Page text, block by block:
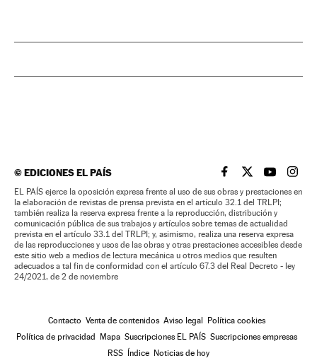
©EDICIONES EL PAÍS EL PAÍS BRASIL EN
EL PAÍSEL PAÍS
EL
EL PAÍS ejerce la oposición expresa frente al uso de sus obras y prestaciones en
la elaboración de revistas de prensa prevista en el artículo 32.1 del TRLPI;
también realiza la reserva expresa frente a la reproducción, distribución y
comunicación pública de sus trabajos y artículos sobre temas de actualidad
prevista en el artículo 33.1 del TRLPI; y, asimismo, realiza una reserva expresa
de las reproducciones y usos de las obras y otras prestaciones accesibles desde
este sitio web a medios de lectura mecánica u otros medios que resulten
adecuados a tal fin de conformidad con el artículo 67.3 del Real Decreto - ley
24/2021, de 2 de noviembre
Contacto Venta de contenidos Aviso legal
Política cookies
Política de privacidad
Mapa Suscripciones EL PAÍS Suscripciones empresas
RSS
Índice Noticias de hoy